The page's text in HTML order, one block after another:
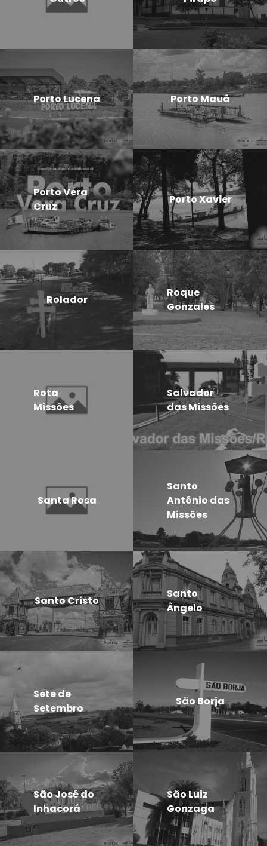
Porto Lucena Porto Mauá
Porto Vera
Cruz
Porto Xavier
Rolador
Roque
Gonzales
Rota
Missões
Salvador
das Missões
Santa Rosa
Santo
Antônio das
Missões
Santo Cristo
Santo
Ângelo
Sete de
Setembro
São Borja
São José do
Inhacorá
São Luiz
Gonzaga